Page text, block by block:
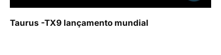
Taurus -TX9 lançamento mundial